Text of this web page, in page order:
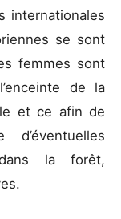
internationales
se sont
femmes sont
de la
et ce afin de
la forêt,